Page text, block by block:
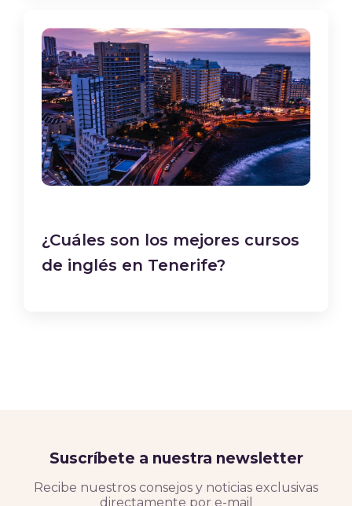
¿Cuáles son los mejores cursos
de inglés en Tenerife?
Suscríbete a nuestra newsletter
Recibe nuestros consejos y noticias exclusivas
directamente por e-mail